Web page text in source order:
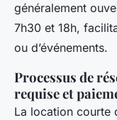
généralement
7h30 et 18h,
ou d’événements.
Processus de
requise et
La location courte